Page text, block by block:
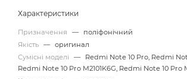
Характеристики
Призначення —
поліфонічний
Якість — оригинал
Сумісні моделі
—
Redmi Note 10 Pro, Redmi
Redmi Note 10 Pro M2101K6G, Redmi Note 10 Pro